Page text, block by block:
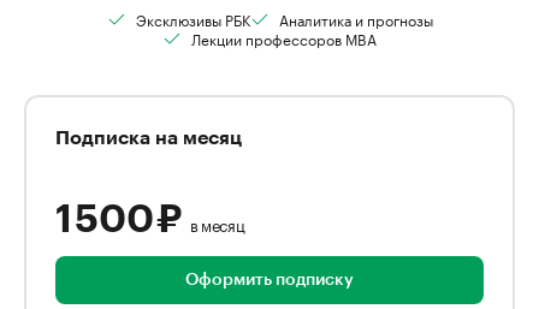
Эксклюзивы РБК
Аналитика и прогнозы
Лекции профессоров MBA
Подписка на месяц
1 500 ₽ в месяц
Оформить подписку